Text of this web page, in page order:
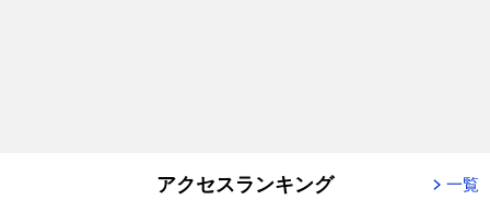
アクセスランキング 一覧